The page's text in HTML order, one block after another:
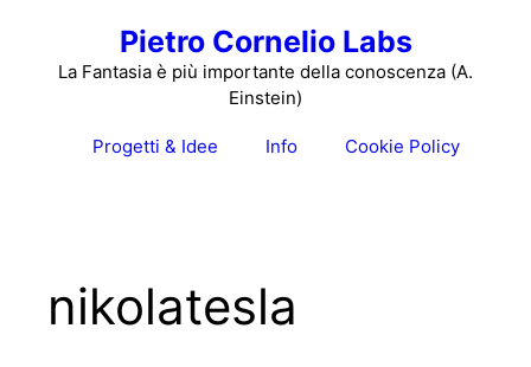
contenuto
Pietro Cornelio Labs
La Fantasia è più importante della conoscenza (A.
Einstein)
Progetti & Idee Info Cookie Policy
nikolatesla